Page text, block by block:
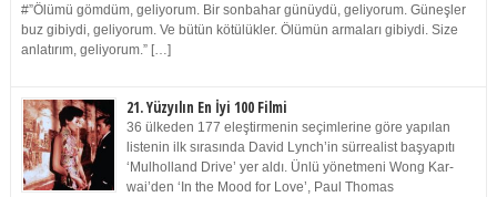
#”Ölümü gömdüm, geliyorum. Bir sonbahar günüydü, geliyorum. Güneşler
buz gibiydi, geliyorum. Ve bütün kötülükler. Ölümün armaları gibiydi. Size
anlatırım, geliyorum.” […]
21. Yüzyılın En İyi 100 Filmi
36 ülkeden 177 eleştirmenin seçimlerine göre yapılan
listenin ilk sırasında David Lynch’in sürrealist başyapıtı
‘Mulholland Drive’ yer aldı. Ünlü yönetmeni Wong Kar-
wai’den ‘In the Mood for Love’, Paul Thomas